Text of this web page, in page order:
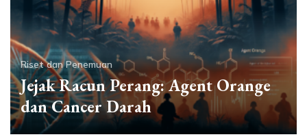
Riset dan Penemuan
Jejak Racun Perang: Agent Orange
dan Cancer Darah